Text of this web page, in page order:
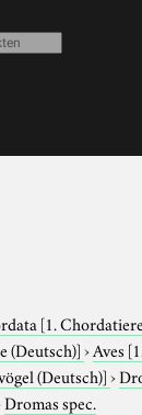
[1.
(Deutsch)]›Aves
(Deutsch)]›
Dromas spec.